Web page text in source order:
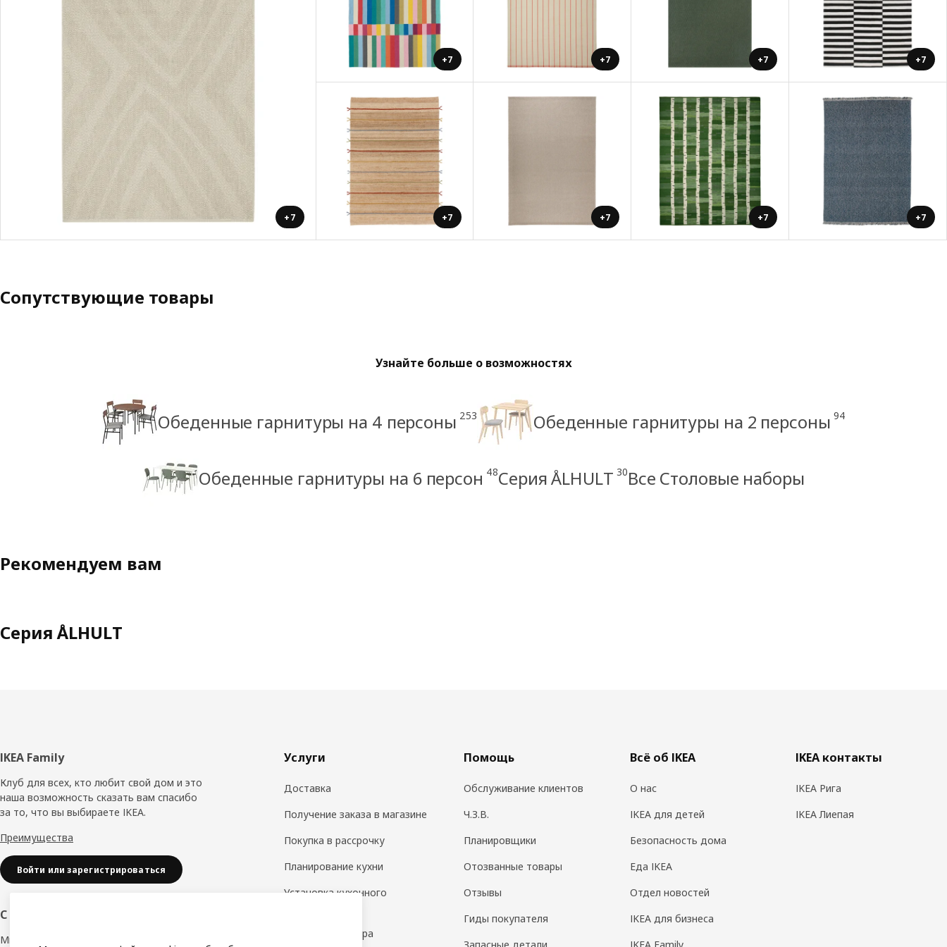
+7
+7 +7 +7 +7
+7 +7 +7 +7
Сопутствующие товары
Узнайте больше о возможностях
Обеденные гарнитуры на 4 персоны 253 Обеденные гарнитуры на 2 персоны 94
Обеденные гарнитуры на 6 персон 48Серия ÅLHULT 30Все Столовые наборы
Рекомендуем вам
Серия ÅLHULT
Нижний
колонтитул
IKEA Family
Клуб для всех, кто любит свой дом и это
наша возможность сказать вам спасибо
за то, что вы выбираете IKEA.
Преимущества
Войти или зарегистрироваться
С заботой о вашем бизнесе
Мы в IKEA, предлагаем безупречный
Услуги
Доставка
Получение заказа в магазине
Покупка в рассрочку
Планирование кухни
Установка кухонного
Дизайн интерьера
Помощь
Обслуживание клиентов
Ч.З.В.
Планировщики
Отозванные товары
Отзывы
Гиды покупателя
Всё об IKEA
О нас
IKEA для детей
Безопасность дома
Еда IKEA
Отдел новостей
IKEA для бизнеса
IKEA контакты
IKEA Рига
IKEA Лиепая